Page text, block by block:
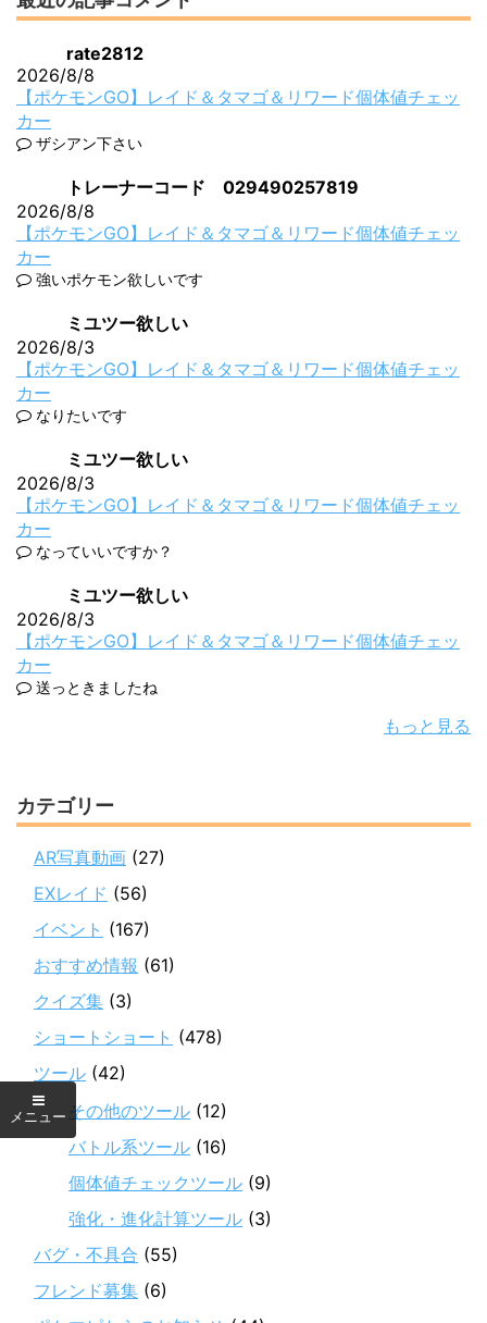
rate2812
2026/8/8
【ポケモンGO】レイド＆タマゴ＆リワード個体値チェッ
カー
ザシアン下さい
トレーナーコード 029490257819
2026/8/8
【ポケモンGO】レイド＆タマゴ＆リワード個体値チェッ
カー
強いポケモン欲しいです
ミユツー欲しい
2026/8/3
【ポケモンGO】レイド＆タマゴ＆リワード個体値チェッ
カー
なりたいです
ミユツー欲しい
2026/8/3
【ポケモンGO】レイド＆タマゴ＆リワード個体値チェッ
カー
なっていいですか？
ミユツー欲しい
2026/8/3
【ポケモンGO】レイド＆タマゴ＆リワード個体値チェッ
カー
送っときましたね
もっと見る
カテゴリー
AR写真動画 (27)
EXレイド (56)
イベント (167)
おすすめ情報 (61)
クイズ集 (3)
ショートショート (478)
ツール (42)
その他のツール (12)
バトル系ツール (16)
個体値チェックツール (9)
強化・進化計算ツール (3)
バグ・不具合 (55)
フレンド募集 (6)